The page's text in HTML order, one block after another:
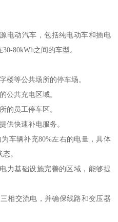
电动汽车，包括纯电动车和插电
80kWh之间的车型。
楼等公共场所的停车场。
公共充电区域。
的员工停车区。
供快速补电服务。
车辆补充80%左右的电量，具体
。
力基础设施完善的区域，能够提
相交流电，并确保线路和变压器